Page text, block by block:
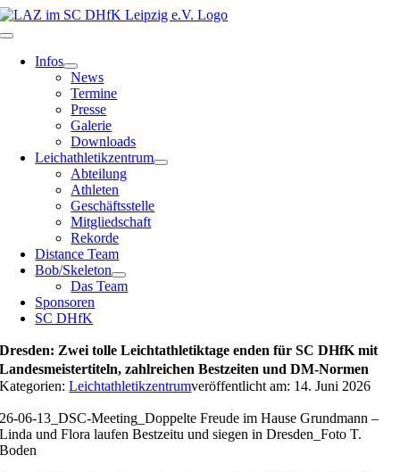
Zum
Inhalt
Toggle
Navigation
Infos
News
Termine
Presse
Galerie
Downloads
Leichathletikzentrum
Abteilung
Athleten
Geschäftsstelle
Mitgliedschaft
Rekorde
Distance Team
Bob/Skeleton
Das Team
Sponsoren
SC DHfK
Dresden: Zwei tolle Leichtathletiktage enden für SC DHfK mit
Landesmeistertiteln, zahlreichen Bestzeiten und DM-Normen
Kategorien:Leichtathletikzentrumveröffentlicht am: 14. Juni 2026
26-06-13_DSC-Meeting_Doppelte Freude im Hause Grundmann –
Linda und Flora laufen Bestzeitu und siegen in Dresden_Foto T.
Boden